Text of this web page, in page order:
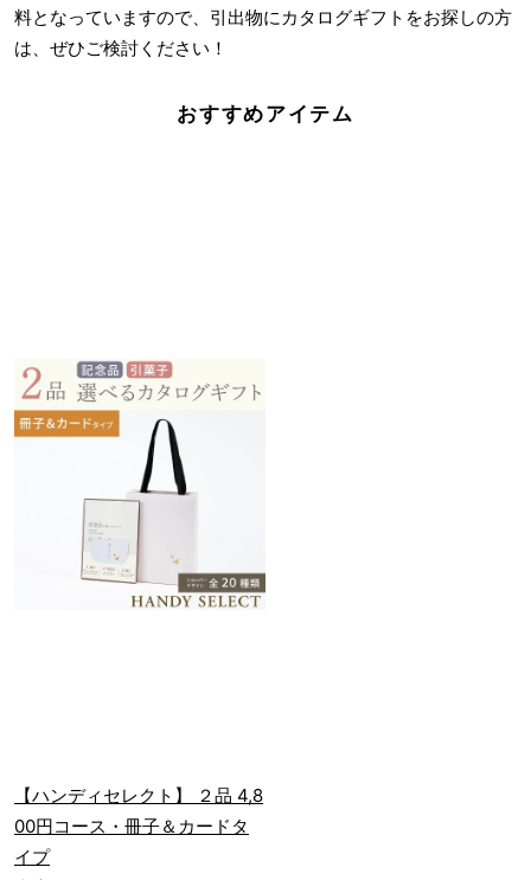
料となっていますので、引出物にカタログギフトをお探しの方
は、ぜひご検討ください！
おすすめアイテム
【ハンディセレクト】 ２品 4,8
00円コース・冊子＆カードタ
イプ